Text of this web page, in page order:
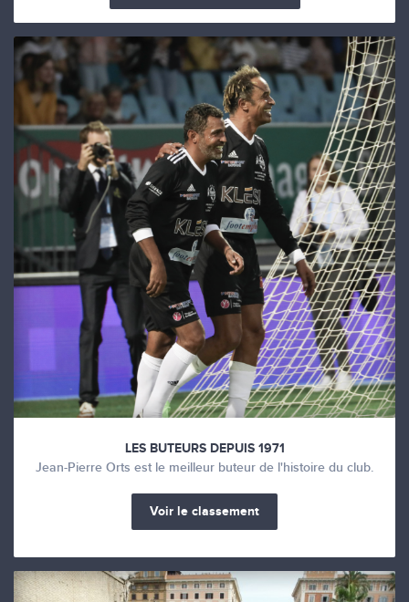
LES BUTEURS DEPUIS 1971
Jean-Pierre Orts est le meilleur buteur de l'histoire du club.
Voir le classement